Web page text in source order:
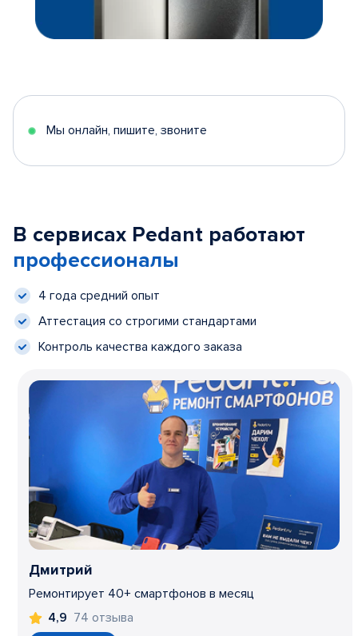
Мы онлайн, пишите, звоните
В сервисах Pedant работают
профессионалы
4 года средний опыт
Аттестация со строгими стандартами
Контроль качества каждого заказа
Дмитрий
Ремонтирует 40+ смартфонов в месяц
4,9 74 отзыва